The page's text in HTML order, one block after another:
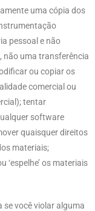
uma cópia dos
pessoal e não
não uma transferência
ou copiar os
comercial ou
tentar
software
quaisquer direitos
materiais;
os materiais
você violar alguma